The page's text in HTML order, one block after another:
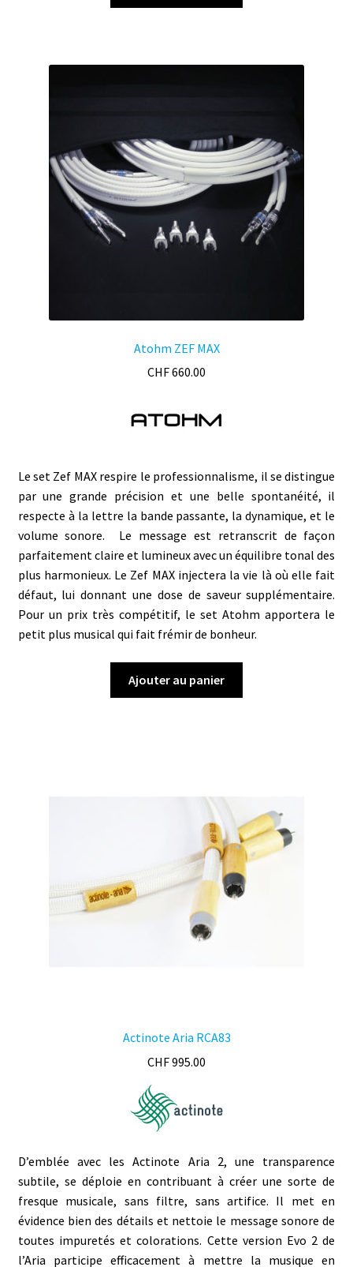
Atohm ZEF MAX
CHF660.00
Le set Zef MAX respire le professionnalisme, il se distingue
par une grande précision et une belle spontanéité, il
respecte à la lettre la bande passante, ladynamique, et le
volume sonore. Le message est retranscrit de façon
parfaitement claire et lumineux avec unéquilibre tonal des
plus harmonieux. Le Zef MAX injectera la vie là où elle fait
défaut, lui donnant une dose de saveur supplémentaire.
Pour un prix très compétitif, le set Atohm apportera le
petit plus musical qui fait frémir de bonheur.
Ajouter au panier
Actinote Aria RCA83
CHF995.00
D’emblée avec les Actinote Aria 2, une transparence
subtile, se déploie en contribuant à créer une sorte de
fresque musicale, sans filtre, sans artifice. Il met en
évidence bien des détails et nettoie le message sonore de
toutes impuretés et colorations. Cette version Evo 2 de
l’Aria participe efficacement à mettre la musique en